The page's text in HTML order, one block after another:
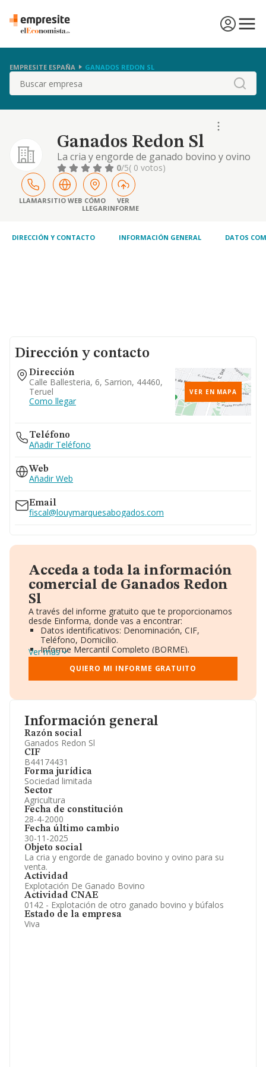
EMPRESITE ESPAÑA GANADOS REDON SL
Buscar
Ganados Redon Sl
La cria y engorde de ganado bovino y ovino
para su venta.0/5( 0 votos)
LLAMARSITIO WEB CÓMO
LLEGAR
VER
INFORME
DIRECCIÓN Y CONTACTO INFORMACIÓN GENERAL DATOS
Información general
Razón social
Ganados Redon Sl
CIF
B44174431
Forma jurídica
Sociedad limitada
Sector
Agricultura
Fecha de constitución
28-4-2000
Fecha último cambio
30-11-2025
Objeto social
La cria y engorde de ganado bovino y ovino para su
venta.
Actividad
Explotación De Ganado Bovino
Actividad CNAE
0142 - Explotación de otro ganado bovino y búfalos
Estado de la empresa
Viva
Dirección y contacto
Dirección
Calle Ballesteria, 6, Sarrion, 44460,
Teruel
Como llegar
VER EN MAPA
Teléfono
Añadir Teléfono
Web
Añadir Web
Email
fiscal@louymarquesabogados.com
Acceda a toda la información
comercial de Ganados Redon
Sl
A través del informe gratuito que te proporcionamos
desde Einforma, donde vas a encontrar:
Datos identificativos: Denominación, CIF,
Teléfono, Domicilio.
Informe Mercantil Completo (BORME).
Gráficos de Evolución Ventas y Empleados.
Consejo de Administración y Administradores.
Directivos y Ejecutivos.
Información oficial y registral complementaria.
Ver más
QUIERO MI INFORME GRATUITO